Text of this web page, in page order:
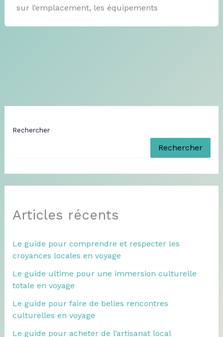
sur l’emplacement, les équipements
Rechercher
Rechercher
Articles récents
Le guide pour comprendre et respecter les
croyances locales en voyage
Le guide ultime pour une immersion culturelle
totale en voyage
Le guide pour faire de belles rencontres
culturelles en voyage
Le guide pour acheter de l’artisanat local